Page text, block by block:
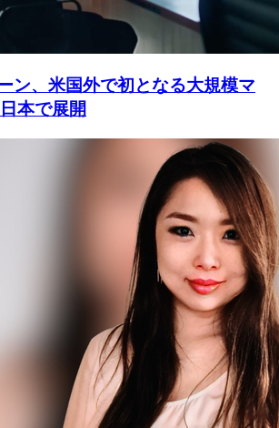
ン、米国外で初となる大規模マ
本で展開